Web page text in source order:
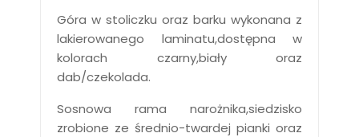
Góra w stoliczku oraz barku wykonana z
lakierowanego laminatu,dostępna w
kolorach czarny,biały oraz
dab/czekolada.
Sosnowa rama narożnika,siedzisko
zrobione ze średnio-twardej pianki oraz